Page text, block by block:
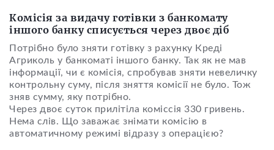
Комісія за видачу готівки з банкомату
іншого банку списується через двоє діб
Потрібно було зняти готівку з рахунку Креді
Агриколь у банкоматі іншого банку. Так як не мав
інформації, чи є комісія, спробував зняти невеличку
контрольну суму, після зняття комісії не було. Тож
зняв сумму, яку потрібно.
Через двоє суток прилітіла коміссія 330 гривень.
Нема слів. Що заважає знімати комісію в
автоматичному режимі відразу з операцією?